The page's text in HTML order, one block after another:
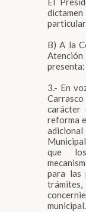
B) A la
presenta:
3.- En
carácter
reforma
que los
para las
municipal.